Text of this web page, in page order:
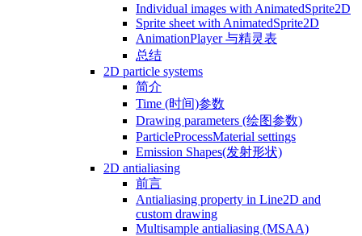
Individual images with AnimatedSprite2D
Sprite sheet with AnimatedSprite2D
AnimationPlayer 与精灵表
总结
2D particle systems
简介
Time (时间)参数
Drawing parameters (绘图参数)
ParticleProcessMaterial settings
Emission Shapes(发射形状)
2D antialiasing
前言
Antialiasing property in Line2D and
custom drawing
Multisample antialiasing (MSAA)